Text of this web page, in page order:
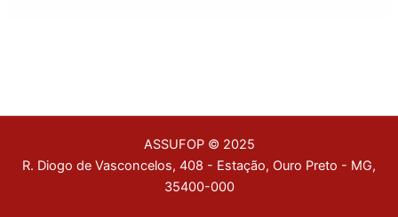
ASSUFOP © 2025
R. Diogo de Vasconcelos, 408 - Estação, Ouro Preto - MG,
35400-000